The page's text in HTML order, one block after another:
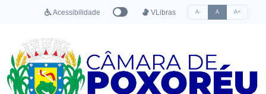
Acessibilidade VLibras A- A A+